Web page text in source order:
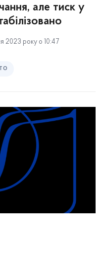
але тиск у
2023 року о 10:47